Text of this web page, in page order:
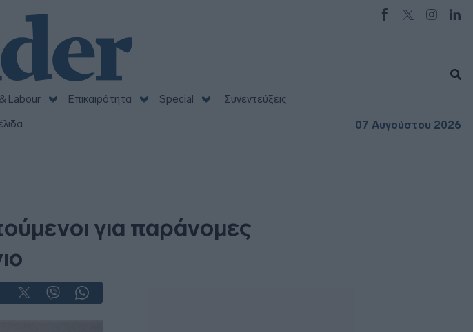
Labour Επικαιρότητα Special
Συνεντεύξεις
07 Αυγούστου 2026
για παράνομες